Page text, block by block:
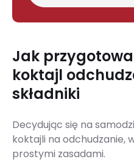
Jak
koktajl
składniki
Decydując się na
koktajli na odchudzanie,
prostymi zasadami.